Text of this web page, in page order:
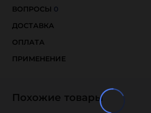
ВОПРОСЫ 0
ДОСТАВКА
ОПЛАТА
ПРИМЕНЕНИЕ
Похожие товары